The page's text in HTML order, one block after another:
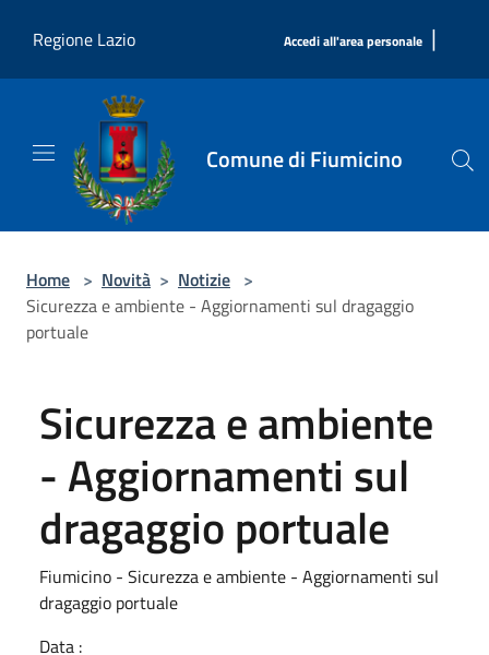
Regione Lazio
Accedi all'area personale |
Comune di Fiumicino
Home > Novità > Notizie >
Sicurezza e ambiente - Aggiornamenti sul dragaggio
portuale
Sicurezza e ambiente
- Aggiornamenti sul
dragaggio portuale
Fiumicino - Sicurezza e ambiente - Aggiornamenti sul
dragaggio portuale
Data :